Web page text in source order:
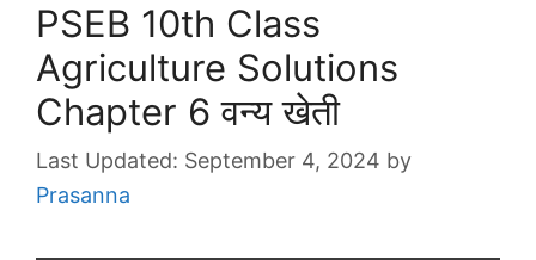
PSEB 10th Class
Agriculture Solutions
Chapter 6 वन्य खेती
September 4, 2024 by
Prasanna